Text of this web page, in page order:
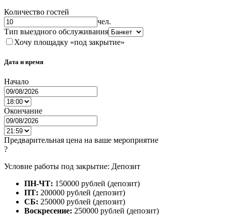
Количество гостей
чел.
Тип выездного обслуживания
Хочу площадку «под закрытие»
Дата и время
Начало
Окончание
Предварительная цена на ваше мероприятие
?
Условие работы под закрытие: Депозит
ПН-ЧТ: 150000 рублей (депозит)
ПТ: 200000 рублей (депозит)
СБ: 250000 рублей (депозит)
Воскресение: 250000 рублей (депозит)